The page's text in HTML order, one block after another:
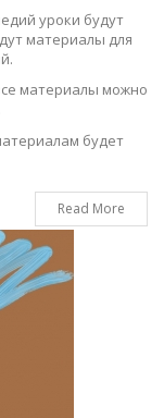
уроки будут
материалы для
материалы можно
будет
Read More